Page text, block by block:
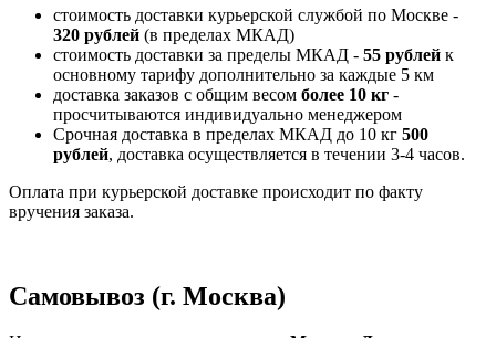
стоимость доставки курьерской службой по Москве -
320 рублей (в пределах МКАД)
стоимость доставки за пределы МКАД - 55 рублей к
основному тарифу дополнительно за каждые 5 км
доставка заказов с общим весом более 10 кг -
просчитываются индивидуально менеджером
Срочная доставка в пределах МКАД до 10 кг 500
рублей, доставка осуществляется в течении 3-4 часов.
Оплата при курьерской доставке происходит по факту
вручения заказа.
Самовывоз (г. Москва)